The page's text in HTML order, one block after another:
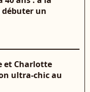
un
et Charlotte
ultra-chic au